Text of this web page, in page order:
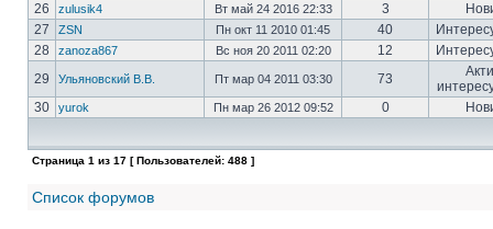
26
zulusik4 Вт май 24 2016 22:33 3
27
ZSN Пн окт 11 2010 01:45 40
28
zanoza867 Вс ноя 20 2011 02:20 12
29
Ульяновский В.В. Пт мар 04 2011 03:30 73
30
yurok Пн мар 26 2012 09:52 0
Страница 1 из 17 [ Пользователей: 488 ]
Список форумов